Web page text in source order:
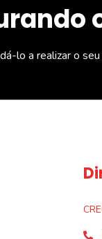
lo a realizar o